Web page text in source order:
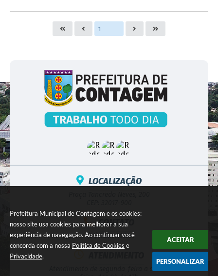
Prefeitura Municipal de Contagem e os cookies:
nosso site usa cookies para melhorar a sua
experiência de navegação. Ao continuar você
concorda com a nossa Política de Cookies e
Privacidade.
ACEITAR
PERSONALIZAR
LOCALIZAÇÃO
CONTATO
(31) 3352-5000
Atendimento de segunda-feira a sexta-